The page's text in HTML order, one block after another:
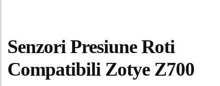
Senzori Presiune Roti
Compatibili Zotye Z700